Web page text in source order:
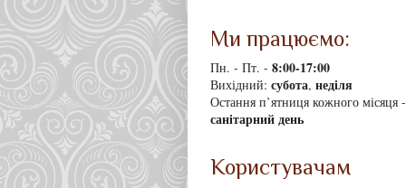
Ми працюємо:
Пн. - Пт. - 8:00-17:00
Вихідний: субота, неділя
Остання п’ятниця кожного місяця -
санітарний день
Користувачам